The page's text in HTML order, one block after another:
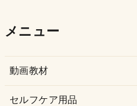
イ
メニュー
動画教材
セルフケア用品